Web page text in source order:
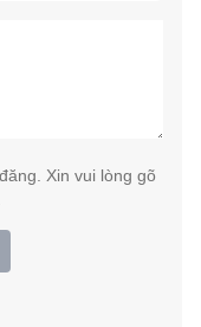
Xin vui lòng gõ